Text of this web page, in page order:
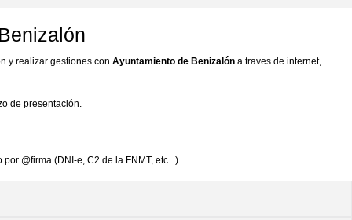
y realizar gestiones con Ayuntamiento de Benizalón a traves de internet,
de presentación.
@firma (DNI-e, C2 de la FNMT, etc...).